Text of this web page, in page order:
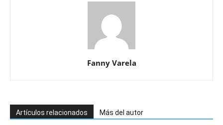
Fanny Varela
Artículos relacionados Más del autor